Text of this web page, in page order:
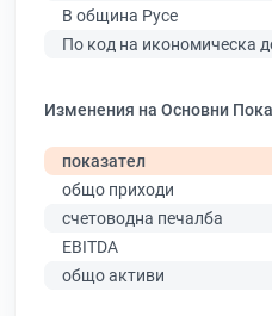
В община Русе
По код на икономическа
Изменения на Основни
показател
общо приходи
счетоводна печалба
EBITDA
общо активи